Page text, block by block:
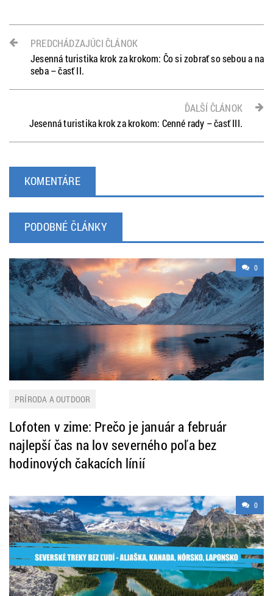
PREDCHÁDZAJÚCI ČLÁNOK
Jesenná turistika krok za krokom: Čo si zobrať so sebou a na
seba – časť II.
ĎALŠÍ ČLÁNOK
Jesenná turistika krok za krokom: Cenné rady – časť III.
KOMENTÁRE
PODOBNÉ ČLÁNKY
0
PRÍRODA A OUTDOOR
Lofoten v zime: Prečo je január a február
najlepší čas na lov severného poľa bez
hodinových čakacích línií
0